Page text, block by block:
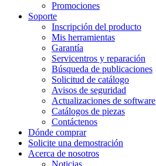
Promociones
Soporte
Inscripción del producto
Mis herramientas
Garantía
Servicentros y reparación
Búsqueda de publicaciones
Solicitud de catálogo
Avisos de seguridad
Actualizaciones de software
Catálogos de piezas
Contáctenos
Dónde comprar
Solicite una demostración
Acerca de nosotros